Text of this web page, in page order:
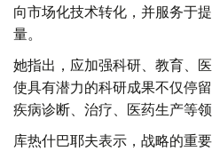
向市场化技术转化，并服务于
量。
她指出，应加强科研、教育、
使具有潜力的科研成果不仅停
疾病诊断、治疗、医药生产等领
库热什巴耶夫表示，战略的重